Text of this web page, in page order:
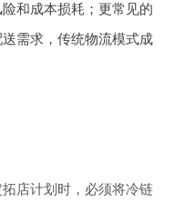
和成本损耗；更常见的
需求，传统物流模式成
店计划时，必须将冷链